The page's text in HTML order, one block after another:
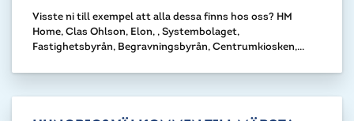
Visste ni till exempel att alla dessa finns hos oss? HM
Home, Clas Ohlson, Elon, , Systembolaget,
Fastighetsbyrån, Begravningsbyrån, Centrumkiosken,...